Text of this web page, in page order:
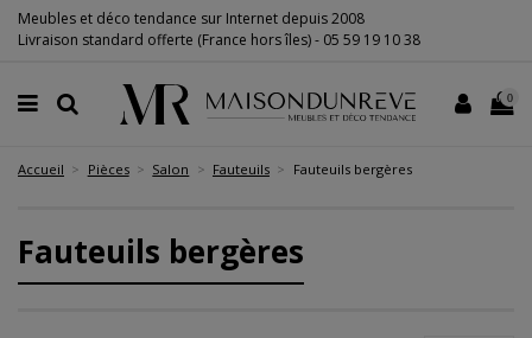
Meubles et déco tendance sur Internet depuis 2008
Livraison standard offerte (France hors îles) - 05 59 19 10 38
0
Accueil Pièces Salon Fauteuils Fauteuils bergères
Fauteuils bergères